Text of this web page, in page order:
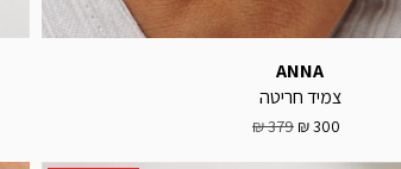
ANNA
צמיד חריטה
300 ₪
379 ₪